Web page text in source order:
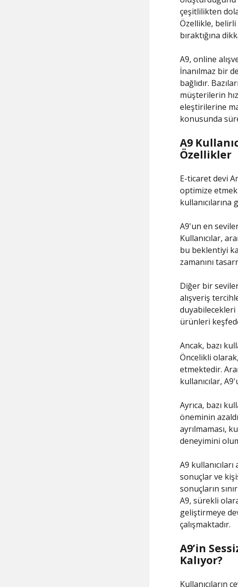
çeşitlilikten
Özellikle,
bıraktığına
A9, online
İnanılmaz bir
bağlıdır.
müşterilerin
eleştirilerine
konusunda
A9
Özellikler
E-ticaret devi
optimize etmek
A9'un en
Kullanıcılar,
bu beklentiyi
zamanını
Diğer bir
alışveriş
duyabilecekleri
ürünleri
Ancak, bazı
Öncelikli olarak,
etmektedir.
kullanıcılar,
Ayrıca, bazı
öneminin
ayrılmaması,
deneyimini
A9
sonuçlar ve
sonuçların
A9, sürekli
geliştirmeye
çalışmaktadır.
A9’in
Kalıyor?
Kullanıcıların